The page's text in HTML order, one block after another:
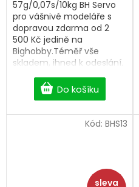
Do košíku
57g/0,07s/10kg BH Servo
pro vášnivé modeláře s
dopravou zdarma od 2
500 Kč jedině na
Bighobby.Téměř vše
skladem, ihned k odeslání.
Kód: BHS13